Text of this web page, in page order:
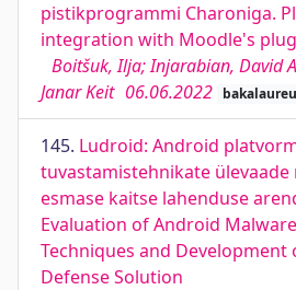
pistikprogrammi Charoniga.
integration with Moodle's
Boitšuk, Ilja; Injarabian, David
Janar Keit 06.06.2022
145. Ludroid: Android
tuvastamistehnikate ülevaade
esmase kaitse lahenduse
Evaluation of Android
Techniques and Development
Defense Solution